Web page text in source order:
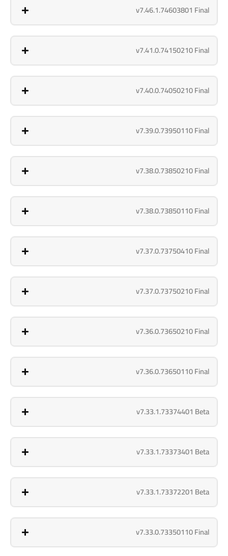
v7.46.1.74603801 Final
v7.41.0.74150210 Final
v7.40.0.74050210 Final
v7.39.0.73950110 Final
v7.38.0.73850210 Final
v7.38.0.73850110 Final
v7.37.0.73750410 Final
v7.37.0.73750210 Final
v7.36.0.73650210 Final
v7.36.0.73650110 Final
v7.33.1.73374401 Beta
v7.33.1.73373401 Beta
v7.33.1.73372201 Beta
v7.33.0.73350110 Final